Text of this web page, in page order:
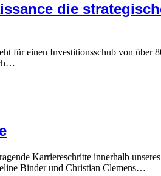
die
für einen Investitionsschub von
Karriereschritte innerhalb
Binder und Christian Clemens…